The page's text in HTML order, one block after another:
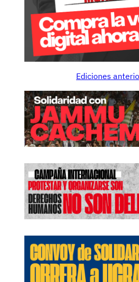
Ediciones